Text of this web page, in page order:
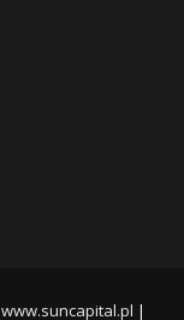
www.suncapital.pl |